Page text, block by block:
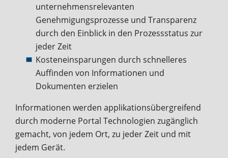
unternehmensrelevanten
Genehmigungsprozesse und Transparenz
durch den Einblick in den Prozessstatus zur
jeder Zeit
Kosteneinsparungen durch schnelleres
Auffinden von Informationen und
Dokumenten erzielen
Informationen werden applikationsübergreifend
durch moderne Portal Technologien zugänglich
gemacht, von jedem Ort, zu jeder Zeit und mit
jedem Gerät.